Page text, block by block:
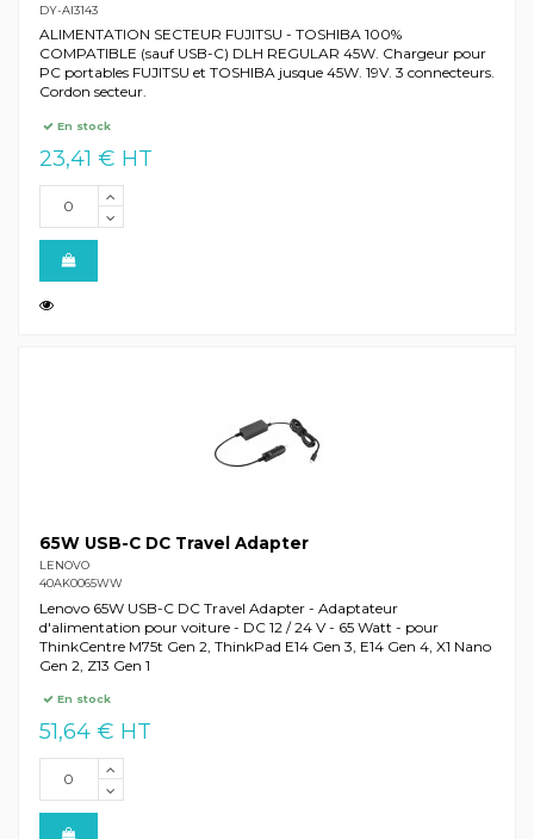
DY-AI3143
ALIMENTATION SECTEUR FUJITSU - TOSHIBA 100%
COMPATIBLE (sauf USB-C) DLH REGULAR 45W. Chargeur pour
PC portables FUJITSU et TOSHIBA jusque 45W. 19V. 3 connecteurs.
Cordon secteur.
En stock
23,41 € HT
65W USB-C DC Travel Adapter
LENOVO
40AK0065WW
Lenovo 65W USB-C DC Travel Adapter - Adaptateur
d'alimentation pour voiture - DC 12 / 24 V - 65 Watt - pour
ThinkCentre M75t Gen 2, ThinkPad E14 Gen 3, E14 Gen 4, X1 Nano
Gen 2, Z13 Gen 1
En stock
51,64 € HT